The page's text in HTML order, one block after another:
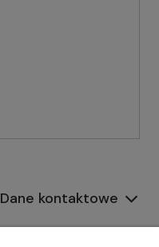
Dane kontaktowe
Informacje